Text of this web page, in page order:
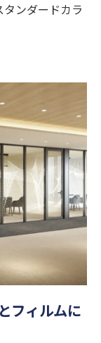
タンダードカラ
フィルムに